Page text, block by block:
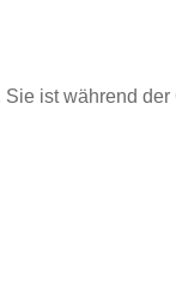
ist während